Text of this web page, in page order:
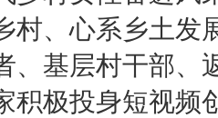
村、心系乡土
、基层村干部、
积极投身短视频